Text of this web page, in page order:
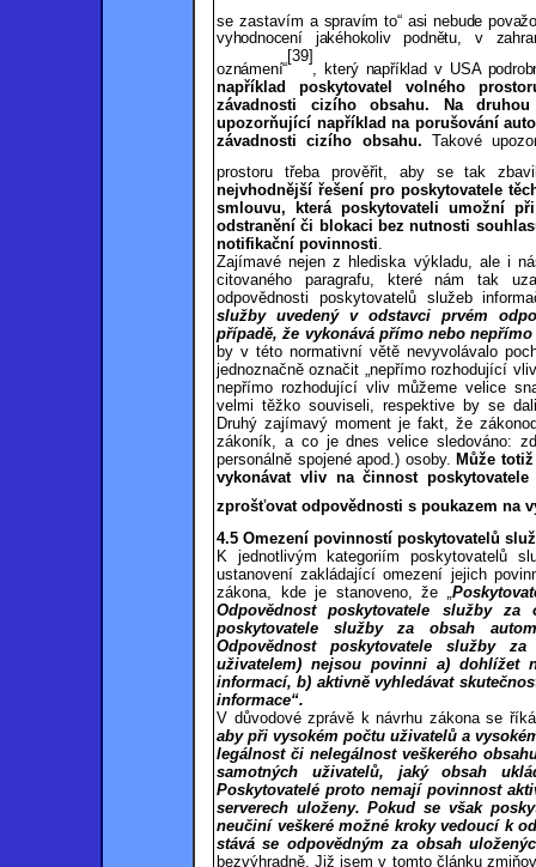
se zastavím a spravím to“ asi nebude
vyhodnocení jakéhokoliv podnětu, v
oznámení“
[39]
, který například v USA
například poskytovatel volného
závadnosti cizího obsahu. Na
upozorňující například na porušování
závadnosti cizího obsahu. Takové
prostoru třeba prověřit, aby se tak
nejvhodnější řešení pro poskytovatele
smlouvu, která poskytovateli umožní
odstranění či blokaci bez nutnosti
notifikační povinnosti.
Zajímavé nejen z hlediska výkladu, ale i
citovaného paragrafu, které nám tak
odpovědnosti poskytovatelů služeb
služby uvedený v odstavci prvém
případě, že vykonává přímo nebo
by v této normativní větě nevyvolávalo
jednoznačně označit „nepřímo rozhodující
nepřímo rozhodující vliv můžeme velice
velmi těžko souviseli, respektive by se
Druhý zajímavý moment je fakt, že
zákoník, a co je dnes velice sledováno:
personálně spojené apod.) osoby. Může
vykonávat vliv na činnost
zprošťovat odpovědnosti s poukazem na
4.5 Omezení povinností poskytovatelů
K jednotlivým kategoriím poskytovatelů
ustanovení zakládající omezení jejich
zákona, kde je stanoveno, že „
Odpovědnost poskytovatele služby za
poskytovatele služby za obsah
Odpovědnost poskytovatele služby
uživatelem) nejsou povinni a) dohlížet
informací, b) aktivně vyhledávat
informace“.
V důvodové zprávě k návrhu zákona se
aby při vysokém počtu uživatelů a
legálnost či nelegálnost veškerého
samotných uživatelů, jaký obsah
Poskytovatelé proto nemají povinnost
serverech uloženy. Pokud se však
neučiní veškeré možné kroky vedoucí k
stává se odpovědným za obsah
bezvýhradně. Již jsem v tomto článku